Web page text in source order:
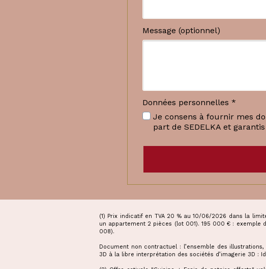
Message (optionnel)
Données personnelles *
Je consens à fournir mes
part de SEDELKA et
(1) Prix indicatif en TVA 20 % au 10/06/2026 dans la
un appartement 2 pièces (lot 001). 195 000 € :
008).
Document non contractuel : l’ensemble des
3D à la libre interprétation des sociétés d’imagerie 3D :